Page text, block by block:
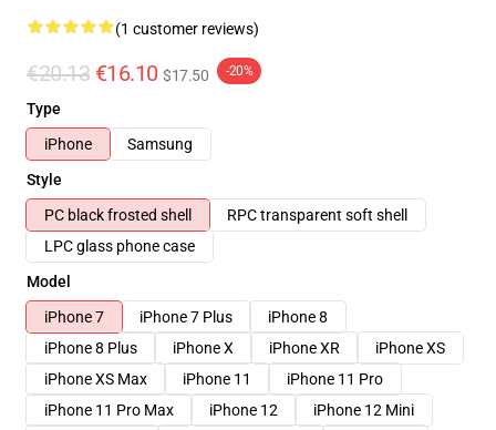
(1 customer reviews)
€20.13 €16.10 $17.50 -20%
Type
iPhone
Samsung
Style
PC black frosted shell
RPC transparent soft shell
LPC glass phone case
Model
iPhone 7
iPhone 7 Plus
iPhone 8
iPhone 8 Plus
iPhone X iPhone XR
iPhone XS
iPhone XS Max
iPhone 11
iPhone 11 Pro
iPhone 11 Pro Max
iPhone 12
iPhone 12 Mini